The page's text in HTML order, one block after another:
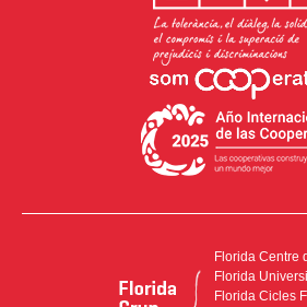
Florida Centre
Florida
Florida Cicles